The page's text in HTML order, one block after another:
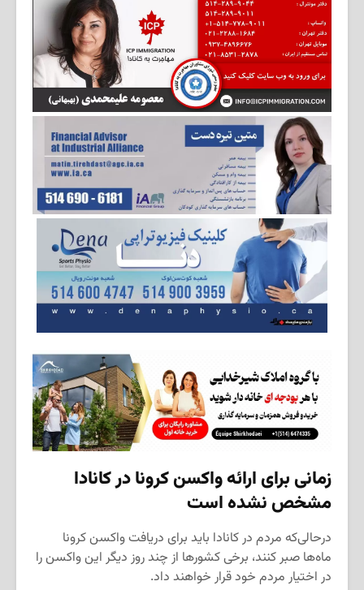
زمانی برای ارائه واکسن کرونا در کانادا
مشخص نشده است
درحالی‌که مردم در کانادا باید برای دریافت واکسن کرونا
ماه‌ها صبر کنند، برخی کشورها از چند روز دیگر این واکسن را
در اختیار مردم خود قرار خواهند داد.